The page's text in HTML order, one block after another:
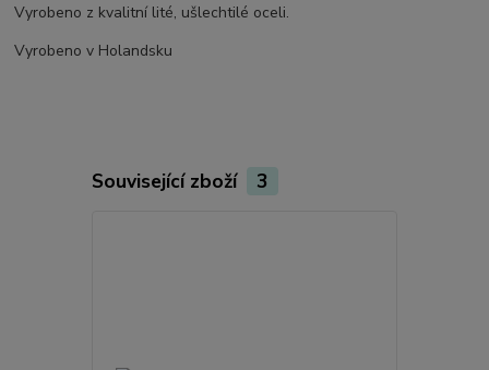
Vyrobeno z kvalitní lité, ušlechtilé oceli.
Vyrobeno v Holandsku
Související zboží 3